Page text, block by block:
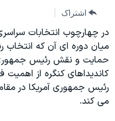
اصلی
جهش
به
جستجو
جهان
گزیده‌ها
ویژه برنامه‌ها
ویدیوها
فرهنگ و زندگی
صفحه‌های ویژه
عملیات خشم حماسی
۲۵۰سالگی آمریکا
بایگانی برنامه‌های تلویزیونی
مستندها
فرکانس‌های صدای آمریکا
پخش رادیویی
یادگیری زبان انگلیسی
دنبال کنید
اشتراک
در چهارچوب انتخابات
میان دوره ای آن که
حمایت و نقش رئیس جمهوری
کاندیداهای کنگره از اهمیت
رئیس جمهوری آمریکا در
می کند.